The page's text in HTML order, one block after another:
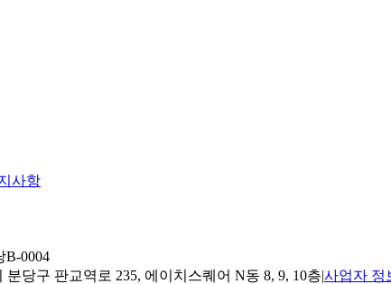
사항
B-0004
분당구 판교역로 235, 에이치스퀘어 N동 8, 9, 10층|사업자 정